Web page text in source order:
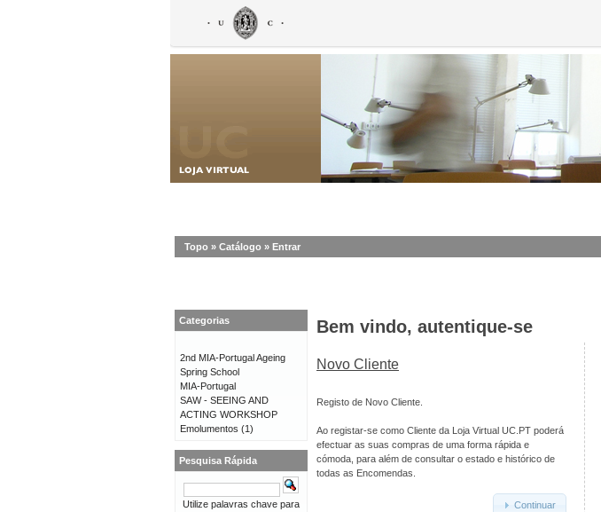
Topo » Catálogo » Entrar
Bem vindo, autentique-se
Novo Cliente
Registo de Novo Cliente.
Ao registar-se como Cliente da Loja Virtual UC.PT poderá
efectuar as suas compras de uma forma rápida e
cómoda, para além de consultar o estado e histórico de
todas as Encomendas.
Continuar
Categorias
2nd MIA-Portugal Ageing
Spring School
MIA-Portugal
SAW - SEEING AND
ACTING WORKSHOP
Emolumentos (1)
Pesquisa Rápida
Utilize palavras chave para